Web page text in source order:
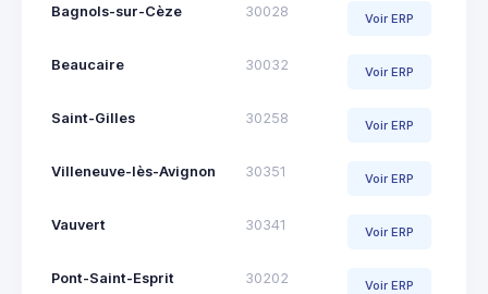
Bagnols-sur-Cèze 30028 Voir ERP
Beaucaire 30032 Voir ERP
Saint-Gilles 30258 Voir ERP
Villeneuve-lès-Avignon 30351 Voir ERP
Vauvert 30341 Voir ERP
Pont-Saint-Esprit 30202 Voir ERP